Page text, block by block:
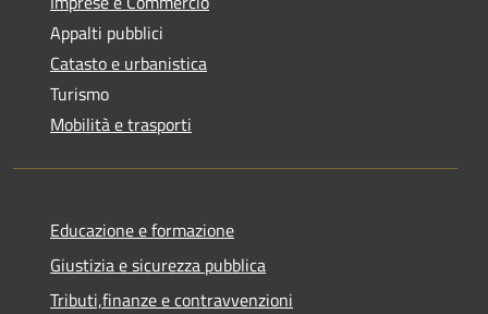
Appalti pubblici
Catasto e urbanistica
Turismo
Mobilità e trasporti
Educazione e formazione
Giustizia e sicurezza pubblica
Tributi,finanze e contravvenzioni